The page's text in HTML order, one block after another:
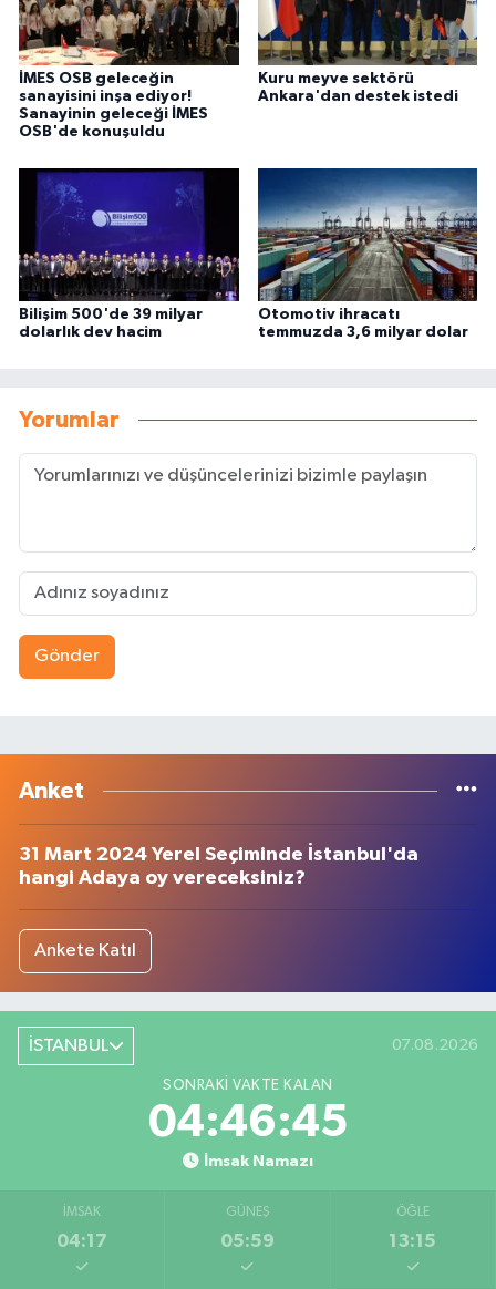
İMES OSB geleceğin
sanayisini inşa ediyor!
Sanayinin geleceği İMES
OSB'de konuşuldu
Kuru meyve sektörü
Ankara'dan destek istedi
Bilişim 500'de 39 milyar
dolarlık dev hacim
Otomotiv ihracatı
temmuzda 3,6 milyar dolar
Yorumlar
Gönder
Anket
31 Mart 2024 Yerel Seçiminde İstanbul'da
hangi Adaya oy vereceksiniz?
Ankete Katıl
İSTANBUL 07.08.2026
SONRAKI VAKTE KALAN
04:46:45
İmsak Namazı
İMSAK
04:17
GÜNEŞ
05:59
ÖĞLE
13:15